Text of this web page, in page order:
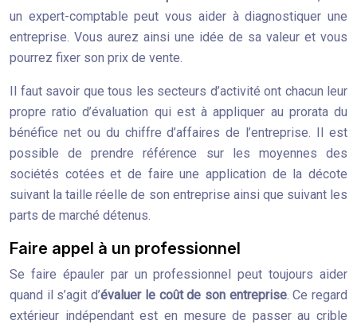
un expert-comptable peut vous aider à diagnostiquer une
entreprise. Vous aurez ainsi une idée de sa valeur et vous
pourrez fixer son prix de vente.
Il faut savoir que tous les secteurs d’activité ont chacun leur
propre ratio d’évaluation qui est à appliquer au prorata du
bénéfice net ou du chiffre d’affaires de l’entreprise. Il est
possible de prendre référence sur les moyennes des
sociétés cotées et de faire une application de la décote
suivant la taille réelle de son entreprise ainsi que suivant les
parts de marché détenus.
Faire appel à un professionnel
Se faire épauler par un professionnel peut toujours aider
quand il s’agit d’évaluer le coût de son entreprise. Ce regard
extérieur indépendant est en mesure de passer au crible